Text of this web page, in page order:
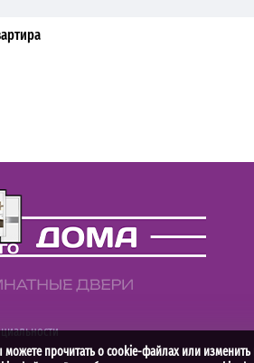
прочитать о cookie-файлах или